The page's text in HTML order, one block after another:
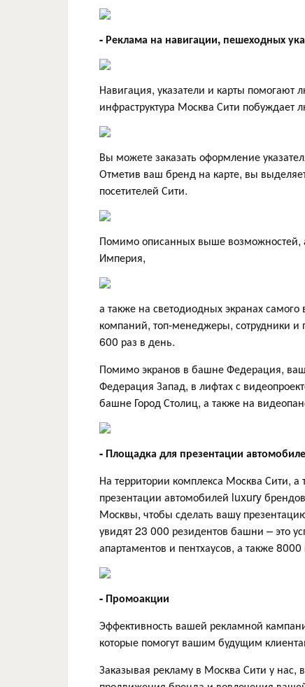
- Реклама на навигации, пешеходных
Навигация, указатели и карты
инфраструктура Москва Сити побуждает
Вы можете заказать оформление
Отметив ваш бренд на карте, вы
посетителей Сити.
Помимо описанных выше возможностей,
Империя,
а также на светодиодных экранах
компаний, топ-менеджеры, сотрудники и
600 раз в день.
Помимо экранов в башне Федерация,
Федерация Запад, в лифтах с
башне Город Столиц, а также на
- Площадка для презентации
На территории комплекса Москва Сити,
презентации автомобилей luxury
Москвы, чтобы сделать вашу
увидят 23 000 резидентов башни – это
апартаментов и пентхаусов, а также
- Промоакции
Эффективность вашей рекламной
которые помогут вашим будущим
Заказывая рекламу в Москва Сити у нас,